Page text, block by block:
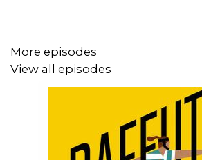
More episodes
View all episodes